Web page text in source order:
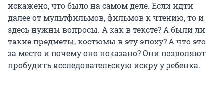
искажено, что было на самом деле. Если идти
далее от мультфильмов, фильмов к чтению, то и
здесь нужны вопросы. А как в тексте? А были ли
такие предметы, костюмы в эту эпоху? А что это
за место и почему оно показано? Они позволяют
пробудить исследовательскую искру у ребенка.